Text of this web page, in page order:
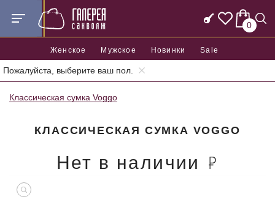
0
Женское Мужское Новинки Sale
Пожалуйста, выберите ваш пол.
Главная Женские сумки Женские классические сумки
Классическая сумка Voggo
КЛАССИЧЕСКАЯ СУМКА VOGGO
Нет в наличии